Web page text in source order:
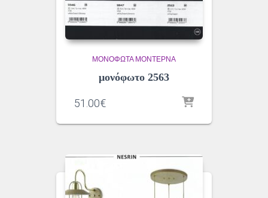
ΜΟΝΌΦΩΤΑ ΜΟΝΤΈΡΝΑ
μονόφωτο 2563
51.00€